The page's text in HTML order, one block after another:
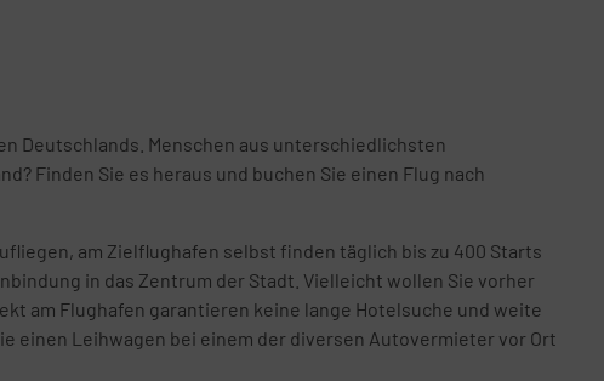
Deutschlands. Menschen aus unterschiedlichsten
Finden Sie es heraus und buchen Sie einen Flug nach
am Zielflughafen selbst finden täglich bis zu 400 Starts
in das Zentrum der Stadt. Vielleicht wollen Sie vorher
am Flughafen garantieren keine lange Hotelsuche und weite
einen Leihwagen bei einem der diversen Autovermieter vor Ort